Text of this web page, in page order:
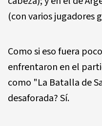
(con varios jugadores
Como si eso fuera
enfrentaron en el
como "La Batalla de
desaforada? Sí.